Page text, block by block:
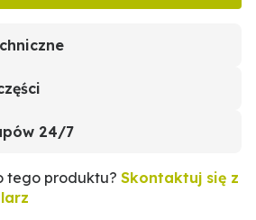
24/7
tego produktu? Skontaktuj się z